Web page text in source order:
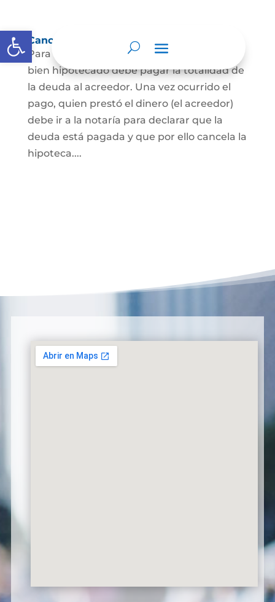
Abrir barra de herramientas
Cancelación de Hipoteca
Para cancelar una hipoteca, el dueño del
bien hipotecado debe pagar la totalidad de
la deuda al acreedor. Una vez ocurrido el
pago, quien prestó el dinero (el acreedor)
debe ir a la notaría para declarar que la
deuda está pagada y que por ello cancela la
hipoteca....